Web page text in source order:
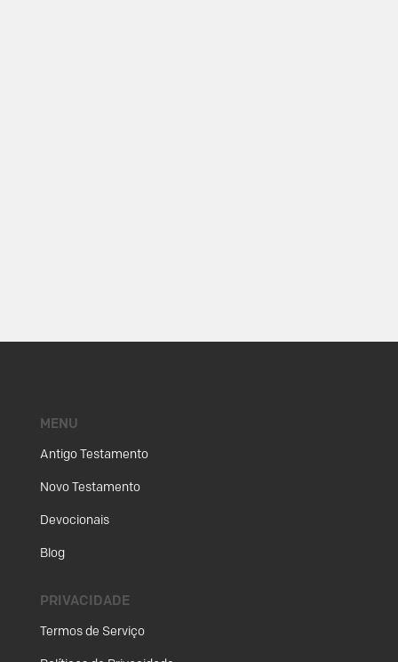
MENU
Antigo Testamento
Novo Testamento
Devocionais
Blog
PRIVACIDADE
Termos de Serviço